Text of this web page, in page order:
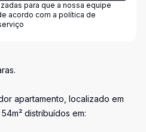
para que a nossa equipe
acordo com a política de
apartamento, localizado em
distribuídos em: